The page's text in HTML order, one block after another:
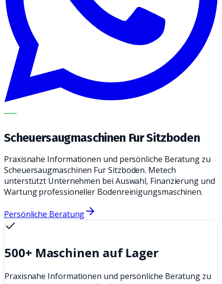
METECH
Scheuersaugmaschinen Fur Sitzboden
Praxisnahe Informationen und persönliche Beratung zu
Scheuersaugmaschinen Fur Sitzboden. Metech
unterstützt Unternehmen bei Auswahl, Finanzierung und
Wartung professioneller Bodenreinigungsmaschinen.
Persönliche Beratung
500+ Maschinen auf Lager
Praxisnahe Informationen und persönliche Beratung zu